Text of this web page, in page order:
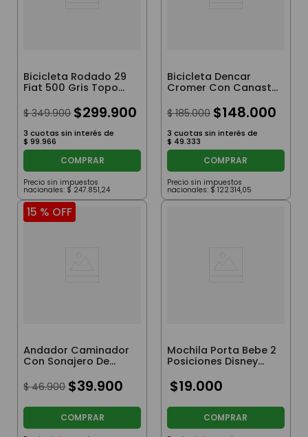
Bicicleta Rodado 29
Fiat 500 Gris Topo
$ 349.900 $299.900
3 cuotas sin interés de
$ 99.966
COMPRAR
Precio sin impuestos
nacionales: $ 247.851,24
Bicicleta Dencar
Cromer Con Canasto
Azul
$ 185.000 $148.000
3 cuotas sin interés de
$ 49.333
COMPRAR
Precio sin impuestos
nacionales: $ 122.314,05
15 % OFF
Andador Caminador
Con Sonajero De
$ 46.900 $39.900
COMPRAR
Mochila Porta Bebe 2
Posiciones Disney
$19.000
COMPRAR